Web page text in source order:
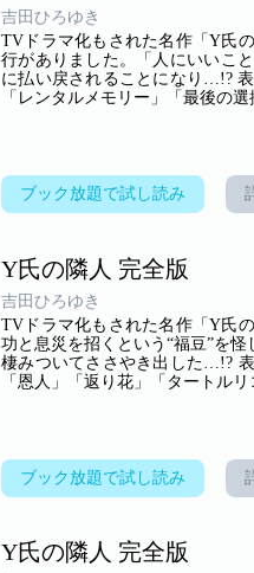
吉田ひろゆき
TVドラマ化もされた名作「Y氏
行がありました。「人にいいこ
に払い戻されることになり…!?
「レンタルメモリー」「最後の選
ブック放題で試し読み
Y氏の隣人 完全版
吉田ひろゆき
TVドラマ化もされた名作「Y氏
功と息災を招くという“福豆”を
棲みついてささやき出した…!?
「恩人」「返り花」「タートル
ブック放題で試し読み
Y氏の隣人 完全版